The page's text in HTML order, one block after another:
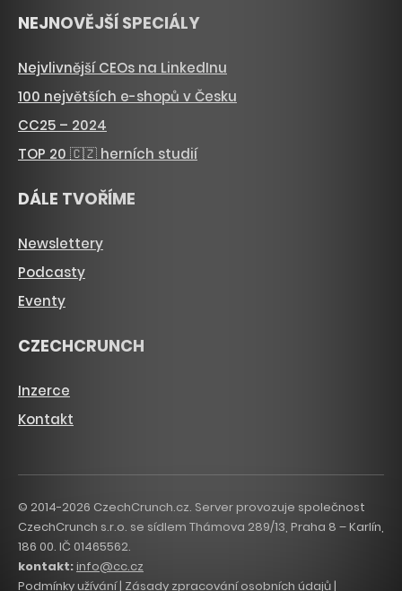
NEJNOVĚJŠÍ SPECIÁLY
Nejvlivnější CEOs na LinkedInu
100 největších e-shopů v Česku
CC25 – 2024
TOP 20 🇨🇿 herních studií
DÁLE TVOŘÍME
Newslettery
Podcasty
Eventy
CZECHCRUNCH
Inzerce
Kontakt
© 2014-2026 CzechCrunch.cz. Server provozuje společnost
CzechCrunch s.r.o. se sídlem Thámova 289/13, Praha 8 – Karlín,
186 00. IČ 01465562.
kontakt:info@cc.cz
Podmínky užívání| Zásady zpracování osobních údajů|